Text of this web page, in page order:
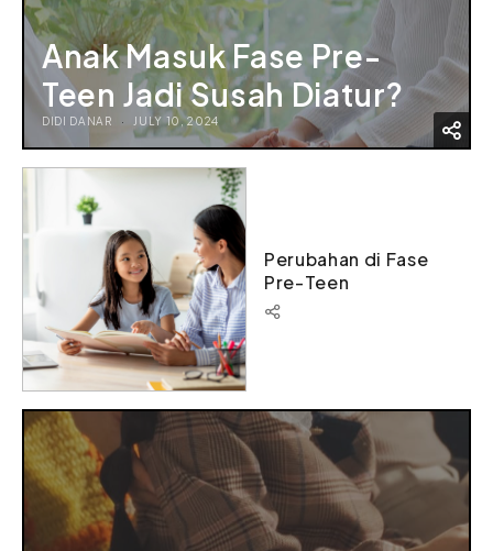
Anak Masuk Fase Pre-
Teen Jadi Susah Diatur?
DIDI DANAR JULY 10, 2024
Perubahan di Fase
Pre-Teen